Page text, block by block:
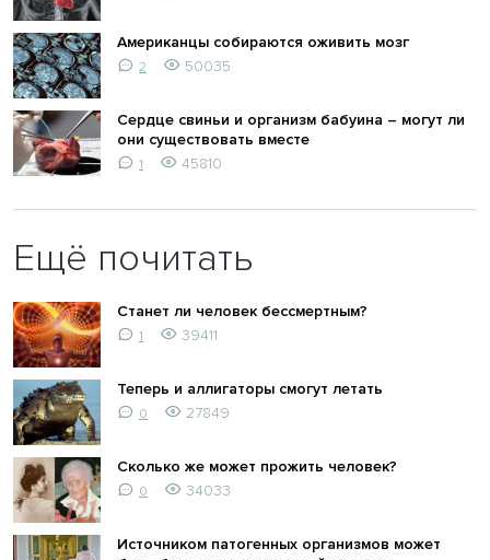
Американцы собираются оживить мозг
2 50035
Сердце свиньи и организм бабуина – могут ли
они существовать вместе
1 45810
Ещё почитать
Станет ли человек бессмертным?
1 39411
Теперь и аллигаторы смогут летать
0 27849
Сколько же может прожить человек?
0 34033
Источником патогенных организмов может